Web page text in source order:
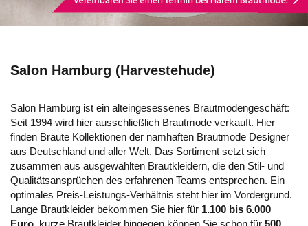
Salon Hamburg (Harvestehude)
Salon Hamburg ist ein alteingesessenes Brautmodengeschäft:
Seit 1994 wird hier ausschließlich Brautmode verkauft. Hier
finden Bräute Kollektionen der namhaften Brautmode Designer
aus Deutschland und aller Welt. Das Sortiment setzt sich
zusammen aus ausgewählten Brautkleidern, die den Stil- und
Qualitätsansprüchen des erfahrenen Teams entsprechen. Ein
optimales Preis-Leistungs-Verhältnis steht hier im Vordergrund.
Lange Brautkleider bekommen Sie hier für 1.100 bis 6.000